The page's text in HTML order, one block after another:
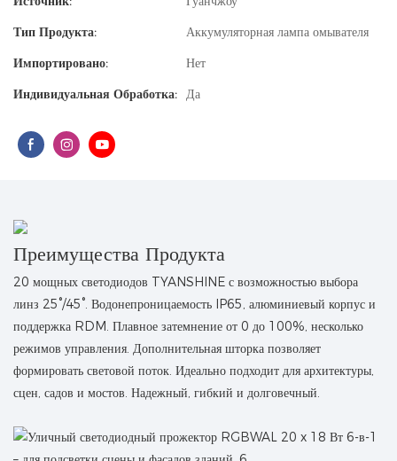
Тип Продукта:
Аккумуляторная лампа омывателя
Импортировано:
Нет
Индивидуальная Обработка: Да
Преимущества Продукта
20 мощных светодиодов TYANSHINE с возможностью выбора
линз 25°/45°. Водонепроницаемость IP65, алюминиевый корпус и
поддержка RDM. Плавное затемнение от 0 до 100%, несколько
режимов управления. Дополнительная шторка позволяет
формировать световой поток. Идеально подходит для архитектуры,
сцен, садов и мостов. Надежный, гибкий и долговечный.